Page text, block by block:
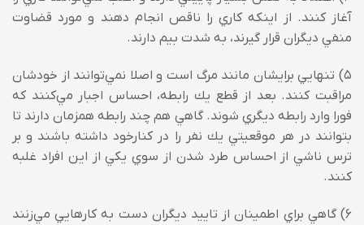
آغاز كنند. از اينكه كاري را ناقص انجام دهند و مورد قضاوت
منفي ديگران قرار گيرند، به شدت بيم دارند.
5) تنهايي برايشان مانند مرگ است و اصلا نمي‌‌توانند از خودشان
مراقبت كنند. بعد از قطع يك رابطه، احساس اجبار مي‌‌کنند که
فورا وارد رابطه ديگري شوند. گاهي هم چند رابطه همزمان دارند تا
بتوانند در هر موقعيتي يك نفر را در كنارخود داشته باشند و بر
ترس ناشي از احساس طرد شدن از سوي يکي از اين افراد غلبه
کنند.
6) گاهي براي اطمينان از تاييد ديگران دست به كارهايي مي‌‌زنند